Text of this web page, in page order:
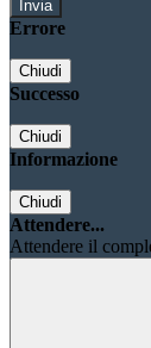
Errore
Chiudi
Successo
Chiudi
Informazione
Chiudi
Attendere...
Attendere il